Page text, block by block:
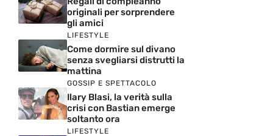
originali per sorprendere
gli amici
LIFESTYLE
Come dormire sul divano
senza svegliarsi distrutti la
mattina
GOSSIP E SPETTACOLO
Ilary Blasi, la verità sulla
crisi con Bastian emerge
soltanto ora
LIFESTYLE